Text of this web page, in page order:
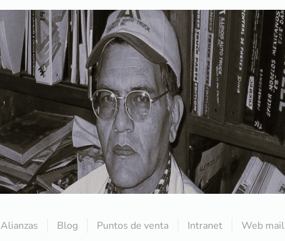
Alianzas Blog Puntos de venta Intranet Web mail